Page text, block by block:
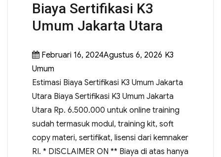
Biaya Sertifikasi K3
Umum Jakarta Utara
Februari 16, 2024Agustus 6, 2026 K3
Umum
Estimasi Biaya Sertifikasi K3 Umum Jakarta
Utara Biaya Sertifikasi K3 Umum Jakarta
Utara Rp. 6.500.000 untuk online training
sudah termasuk modul, training kit, soft
copy materi, sertifikat, lisensi dari kemnaker
RI. * DISCLAIMER ON ** Biaya di atas hanya